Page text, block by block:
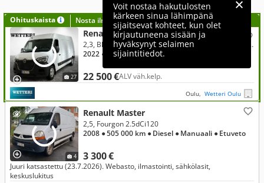
Voit nostaa hakutulosten
kärkeen sinua lähimpänä
sijaitsevat kohteet, kun olet
kirjautuneena sisään ja
hyväksynyt selaimen
sijaintitiedot.
Ohituskaista Nosta ilmoituksesi tähän?
27
Renault Master
22 500 €ALV väh.kelp.
2,3, Blue dCi 150 L3H2 13m3 Navi Edition **1-Omistaja / Alv / Koukku / Webasto / Vakkari / Kamera**
2022 ● 120 000 km● Diesel
Oulu, Wetteri Oulu
4
Renault Master
3 300 €
2,5, Fourgon 2.5dCi120
2008 ● 505 000 km ● Diesel ● Manuaali ● Etuveto
Juuri katsastettu (23.7.2026). Webasto, ilmastointi, sähkölasit,
keskuslukitus